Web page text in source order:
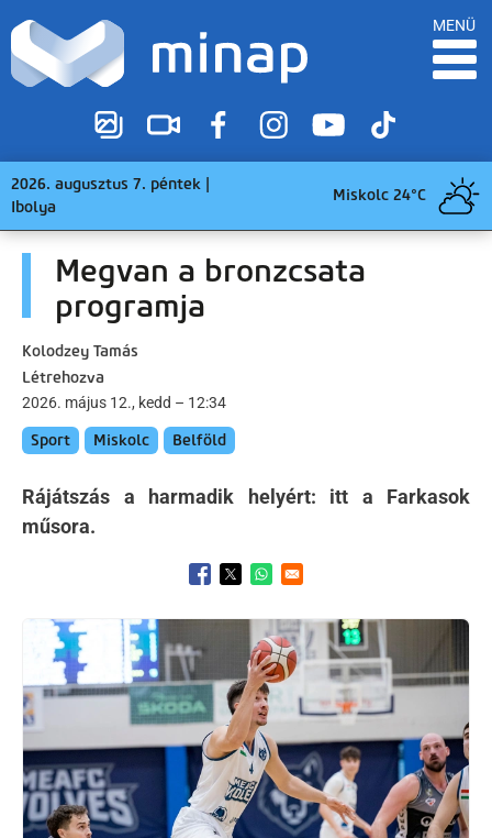
MENÜ
2026. augusztus 7. péntek |
Ibolya
Miskolc 24°C
Megvan a bronzcsata
programja
Kolodzey Tamás
Létrehozva
2026. május 12., kedd – 12:34
Sport Miskolc Belföld
Rájátszás a harmadik helyért: itt a Farkasok
műsora.
Opens in a new window
Opens in a new window
Opens in a new window
Kép